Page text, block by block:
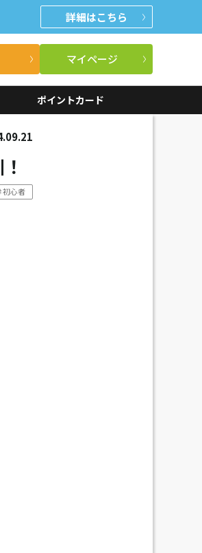
詳細はこちら
マイページ
ポイントカード
初心者